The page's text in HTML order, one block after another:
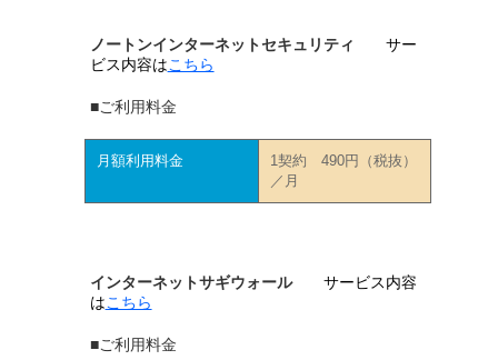
ノートンインターネットセキュリティ
サー
ビス内容はこちら
■ご利用料金
月額利用料金
1契約 490円（税抜）
／月
インターネットサギウォール
サービス内容
はこちら
■ご利用料金